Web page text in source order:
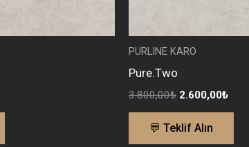
PURLINE KARO
Pure.Two
3.800,00₺ 2.600,00₺
💬 Teklif Alın